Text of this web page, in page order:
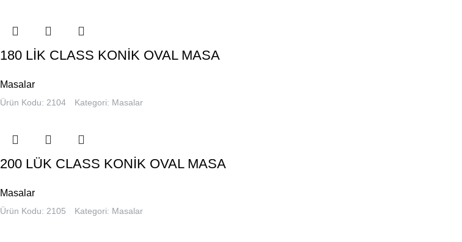
180 LİK CLASS KONİK OVAL MASA
Masalar
Ürün Kodu: 2104 Kategori: Masalar
200 LÜK CLASS KONİK OVAL MASA
Masalar
Ürün Kodu: 2105 Kategori: Masalar